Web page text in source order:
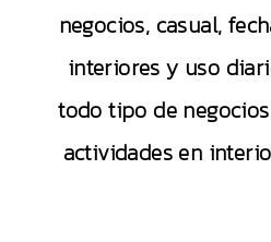
negocios, casual,
interiores y uso
todo tipo de
actividades en